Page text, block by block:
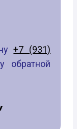
+7 (931)
обратной